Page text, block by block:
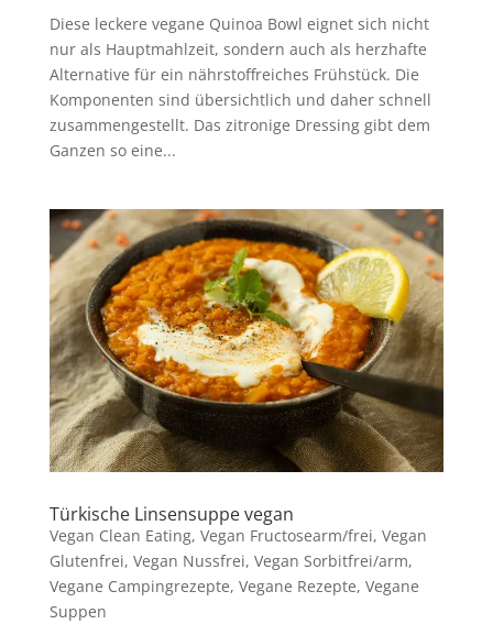
Diese leckere vegane Quinoa Bowl eignet sich nicht
nur als Hauptmahlzeit, sondern auch als herzhafte
Alternative für ein nährstoffreiches Frühstück. Die
Komponenten sind übersichtlich und daher schnell
zusammengestellt. Das zitronige Dressing gibt dem
Ganzen so eine...
Türkische Linsensuppe vegan
Vegan Clean Eating, Vegan Fructosearm/frei, Vegan
Glutenfrei, Vegan Nussfrei, Vegan Sorbitfrei/arm,
Vegane Campingrezepte, Vegane Rezepte, Vegane
Suppen